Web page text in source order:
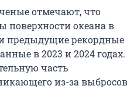
отмечают, что
поверхности океана в
предыдущие рекордные
в 2023 и 2024 годах.
часть
из-за выбросов